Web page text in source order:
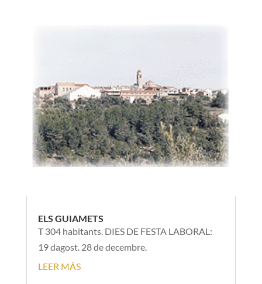
ELS GUIAMETS
T 304 habitants. DIES DE FESTA LABORAL:
19 dagost. 28 de decembre.
LEER MÁS